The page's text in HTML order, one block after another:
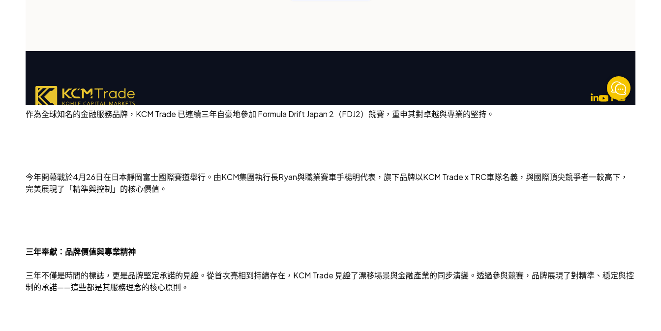
作為全球知名的金融服務品牌，KCM Trade 已連續三年自豪地參加 Formula Drift Japan 2（FDJ2）競賽，重申其對卓越與專業的堅持。
今年開幕戰於4月26日在日本靜岡富士國際賽道舉行。由KCM集團執行長Ryan與職業賽車手楊明代表，旗下品牌以KCM Trade x TRC車隊名義，與國際頂尖競爭者一較高下，
完美展現了「精準與控制」的核心價值。
三年奉獻：品牌價值與專業精神
三年不僅是時間的標誌，更是品牌堅定承諾的見證。從首次亮相到持續存在，KCM Trade 見證了漂移場景與金融產業的同步演變。透過參與競賽，品牌展現了對精準、穩定與控
制的承諾——這些都是其服務理念的核心原則。